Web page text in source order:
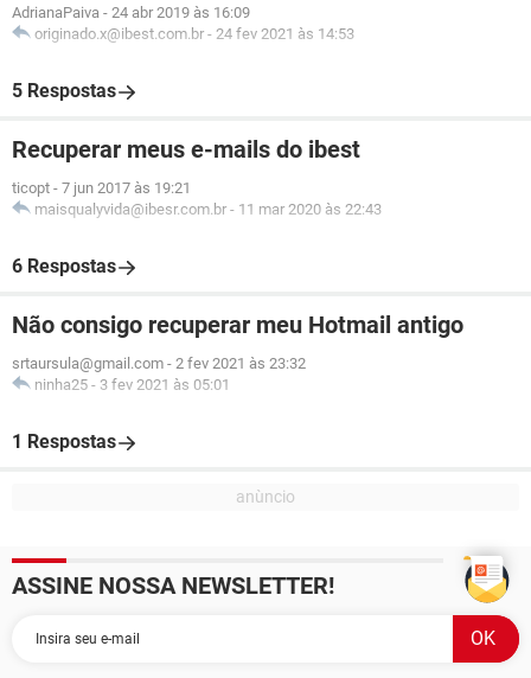
AdrianaPaiva - 24 abr 2019 às 16:09
originado.x@ibest.com.br - 24 fev 2021 às 14:53
5 Respostas
Recuperar meus e-mails do ibest
ticopt - 7 jun 2017 às 19:21
maisqualyvida@ibesr.com.br - 11 mar 2020 às 22:43
6 Respostas
Não consigo recuperar meu Hotmail antigo
srtaursula@gmail.com - 2 fev 2021 às 23:32
ninha25 - 3 fev 2021 às 05:01
1 Respostas
ASSINE NOSSA NEWSLETTER!